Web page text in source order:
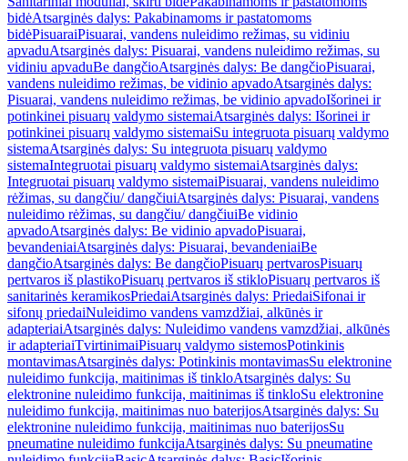
bidėAtsarginės dalys: Pakabinamoms ir pastatomoms
bidėPisuaraiPisuarai, vandens nuleidimo režimas, su vidiniu
apvaduAtsarginės dalys: Pisuarai, vandens nuleidimo režimas, su
vidiniu apvaduBe dangčioAtsarginės dalys: Be dangčioPisuarai,
vandens nuleidimo režimas, be vidinio apvadoAtsarginės dalys:
Pisuarai, vandens nuleidimo režimas, be vidinio apvadoIšorinei ir
potinkinei pisuarų valdymo sistemaiAtsarginės dalys: Išorinei ir
potinkinei pisuarų valdymo sistemaiSu integruota pisuarų valdymo
sistemaAtsarginės dalys: Su integruota pisuarų valdymo
sistemaIntegruotai pisuarų valdymo sistemaiAtsarginės dalys:
Integruotai pisuarų valdymo sistemaiPisuarai, vandens nuleidimo
rėžimas, su dangčiu/ dangčiuiAtsarginės dalys: Pisuarai, vandens
nuleidimo rėžimas, su dangčiu/ dangčiuiBe vidinio
apvadoAtsarginės dalys: Be vidinio apvadoPisuarai,
bevandeniaiAtsarginės dalys: Pisuarai, bevandeniaiBe
dangčioAtsarginės dalys: Be dangčioPisuarų pertvarosPisuarų
pertvaros iš plastikoPisuarų pertvaros iš stikloPisuarų pertvaros iš
sanitarinės keramikosPriedaiAtsarginės dalys: PriedaiSifonai ir
sifonų priedaiNuleidimo vandens vamzdžiai, alkūnės ir
adapteriaiAtsarginės dalys: Nuleidimo vandens vamzdžiai, alkūnės
ir adapteriaiTvirtinimaiPisuarų valdymo sistemosPotinkinis
montavimasAtsarginės dalys: Potinkinis montavimasSu elektronine
nuleidimo funkcija, maitinimas iš tinkloAtsarginės dalys: Su
elektronine nuleidimo funkcija, maitinimas iš tinkloSu elektronine
nuleidimo funkcija, maitinimas nuo baterijosAtsarginės dalys: Su
elektronine nuleidimo funkcija, maitinimas nuo baterijosSu
pneumatine nuleidimo funkcijaAtsarginės dalys: Su pneumatine